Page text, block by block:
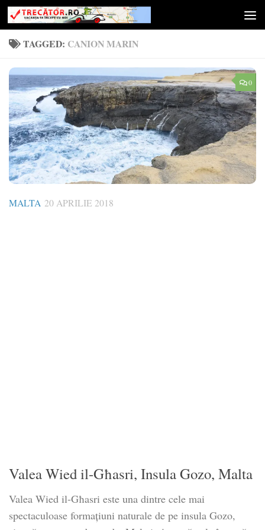
Skip to content
TAGGED: CANION MARIN
0
MALTA 20 APRILIE 2018
Valea Wied il-Għasri, Insula Gozo, Malta
Valea Wied il-Għasri este una dintre cele mai
spectaculoase formațiuni naturale de pe insula Gozo,